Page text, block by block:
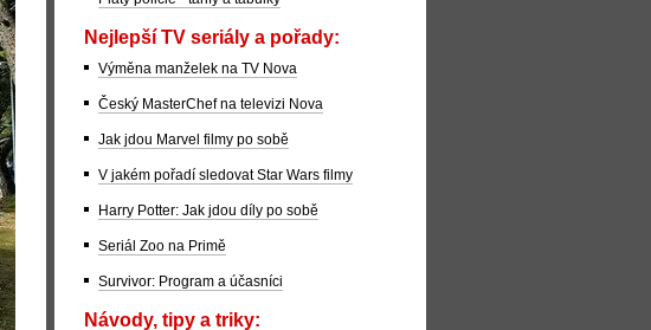
Nejlepší TV seriály a pořady:
Výměna manželek na TV Nova
Český MasterChef na televizi Nova
Jak jdou Marvel filmy po sobě
V jakém pořadí sledovat Star Wars filmy
Harry Potter: Jak jdou díly po sobě
Seriál Zoo na Primě
Survivor: Program a účasníci
Návody, tipy a triky: